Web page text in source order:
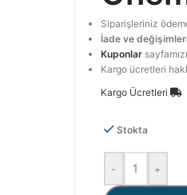
Siparişleriniz
İade ve
Kuponlar
Kargo ücretleri
Kargo Ücretleri
Stokta
- +